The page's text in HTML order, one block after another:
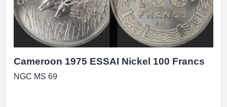
Cameroon 1975 ESSAI Nickel 100 Francs
NGC MS 69